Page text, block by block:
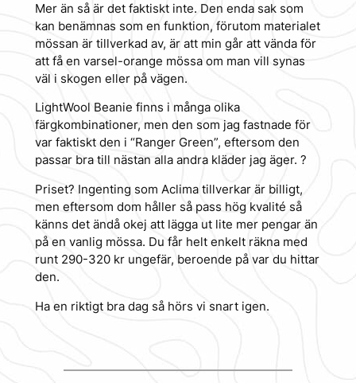
Mer än så är det faktiskt inte. Den enda sak som
kan benämnas som en funktion, förutom materialet
mössan är tillverkad av, är att min går att vända för
att få en varsel-orange mössa om man vill synas
väl i skogen eller på vägen.
LightWool Beanie finns i många olika
färgkombinationer, men den som jag fastnade för
var faktiskt den i “Ranger Green”, eftersom den
passar bra till nästan alla andra kläder jag äger. ?
Priset? Ingenting som Aclima tillverkar är billigt,
men eftersom dom håller så pass hög kvalité så
känns det ändå okej att lägga ut lite mer pengar än
på en vanlig mössa. Du får helt enkelt räkna med
runt 290-320 kr ungefär, beroende på var du hittar
den.
Ha en riktigt bra dag så hörs vi snart igen.